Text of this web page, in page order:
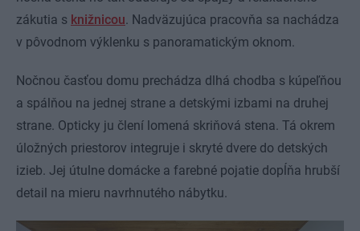
zákutia s knižnicou. Nadväzujúca pracovňa sa nachádza
v pôvodnom výklenku s panoramatickým oknom.
Nočnou časťou domu prechádza dlhá chodba s kúpeľňou
a spálňou na jednej strane a detskými izbami na druhej
strane. Opticky ju člení lomená skriňová stena. Tá okrem
úložných priestorov integruje i skryté dvere do detských
izieb. Jej útulne domácke a farebné pojatie dopĺňa hrubší
detail na mieru navrhnutého nábytku.